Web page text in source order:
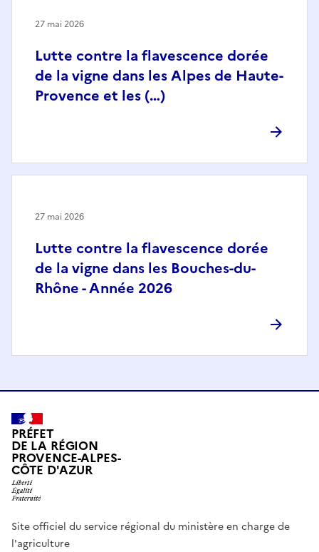
Lutte contre la flavescence dorée
de la vigne dans les Alpes de Haute-
Provence et les (…)
27 mai 2026
Lutte contre la flavescence dorée
de la vigne dans les Bouches-du-
Rhône - Année 2026
27 mai 2026
PRÉFET
DE LA RÉGION
PROVENCE-ALPES-
CÔTE D'AZUR
Site officiel du service régional du ministère en charge de
l'agriculture